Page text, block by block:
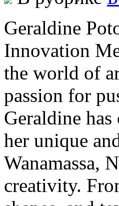
Geraldine
Innovation
the world of
passion for
Geraldine
her unique
Wanamassa,
creativity.